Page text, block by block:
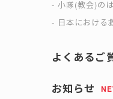
小隊(教会)の
日本における
よくあるご
お知らせ